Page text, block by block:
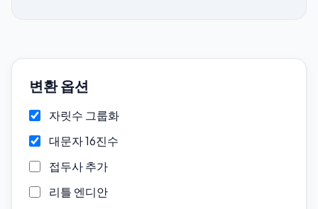
변환 옵션
자릿수 그룹화
대문자 16진수
접두사 추가
리틀 엔디안